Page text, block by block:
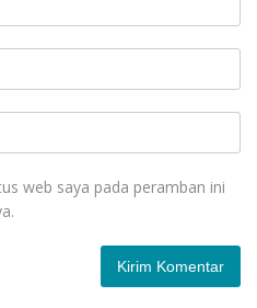
web saya pada peramban ini